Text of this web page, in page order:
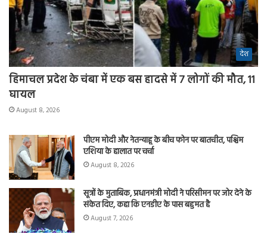
देश
हिमाचल प्रदेश के चंबा में एक बस हादसे में 7 लोगों की मौत, 11
घायल
August 8, 2026
पीएम मोदी और नेतन्याहू के बीच फोन पर बातचीत, पश्चिम
एशिया के हालात पर चर्चा
August 8, 2026
सूत्रों के मुताबिक, प्रधानमंत्री मोदी ने परिसीमन पर जोर देने के
संकेत दिए, कहा कि एनडीए के पास बहुमत है
August 7, 2026